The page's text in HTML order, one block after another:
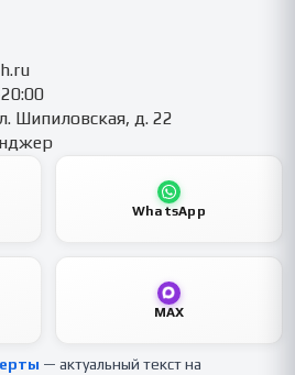
Шипиловская, д. 22
WhatsApp
MAX
— актуальный текст на